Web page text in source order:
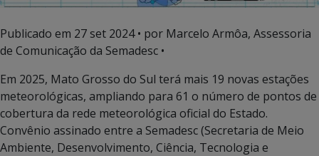
Publicado em 27 set 2024• por Marcelo Armôa, Assessoria
de Comunicação da Semadesc •
Em 2025, Mato Grosso do Sul terá mais 19 novas estações
meteorológicas, ampliando para 61 o número de pontos de
cobertura da rede meteorológica oficial do Estado.
Convênio assinado entre a Semadesc (Secretaria de Meio
Ambiente, Desenvolvimento, Ciência, Tecnologia e